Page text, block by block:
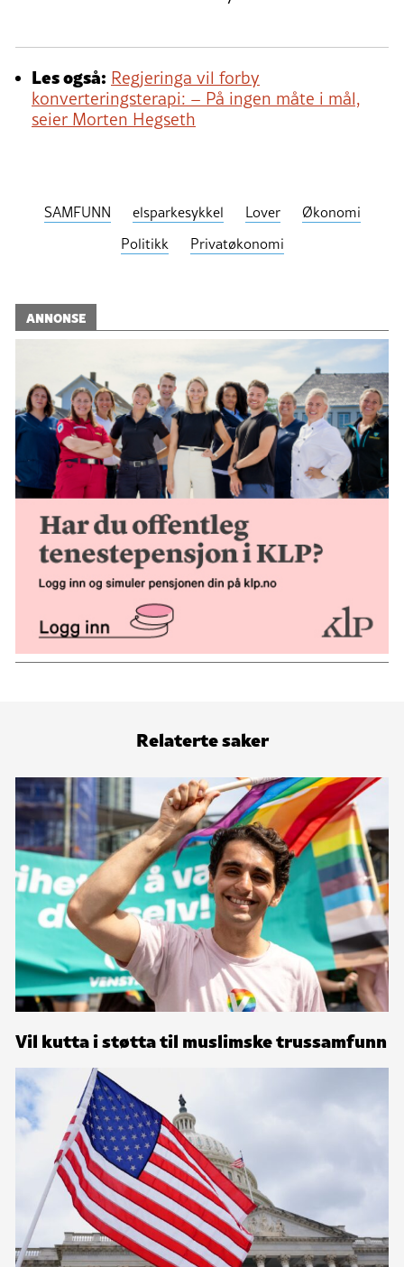
Les også: Regjeringa vil forby
konverteringsterapi: – På ingen måte i mål,
seier Morten Hegseth
SAMFUNN elsparkesykkel Lover
Økonomi
Politikk
Privatøkonomi
ANNONSE
Relaterte saker
Vil kutta i støtta til muslimske trussamfunn